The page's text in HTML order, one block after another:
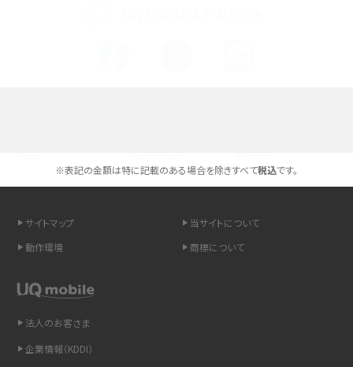
LINEの引き継ぎ方法は？対象データや事前準備・条件・注意点などを解説
LINEの通知がこない時の原因と対処法9選！設定の確認手順も解説
非通知設定とは？184で電話をかける方法やiPhone・Androidの設定を解説
※表記の金額は特に記載のある場合を除きすべて税込です。
サイトマップ
当サイトについて
動作環境
商標について
法人のお客さま
企業情報（KDDI）